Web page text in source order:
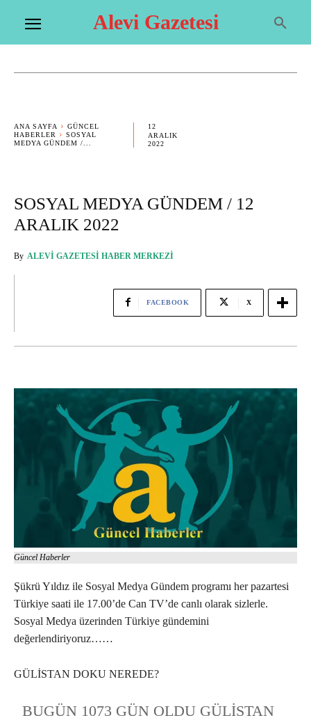
Alevi Gazetesi
ANA SAYFA
GÜNCEL
HABERLER
SOSYAL
MEDYA GÜNDEM /...
12
ARALIK
2022
SOSYAL MEDYA GÜNDEM / 12
ARALIK 2022
By ALEVI GAZETESI HABER MERKEZI
FACEBOOK X
Güncel Haberler
Şükrü Yıldız ile Sosyal Medya Gündem programı her pazartesi
Türkiye saati ile 17.00’de Can TV’de canlı olarak sizlerle.
Sosyal Medya üzerinden Türkiye gündemini
değerlendiriyoruz……
GÜLİSTAN DOKU NEREDE?
BUGÜN 1073 GÜN OLDU GÜLISTAN